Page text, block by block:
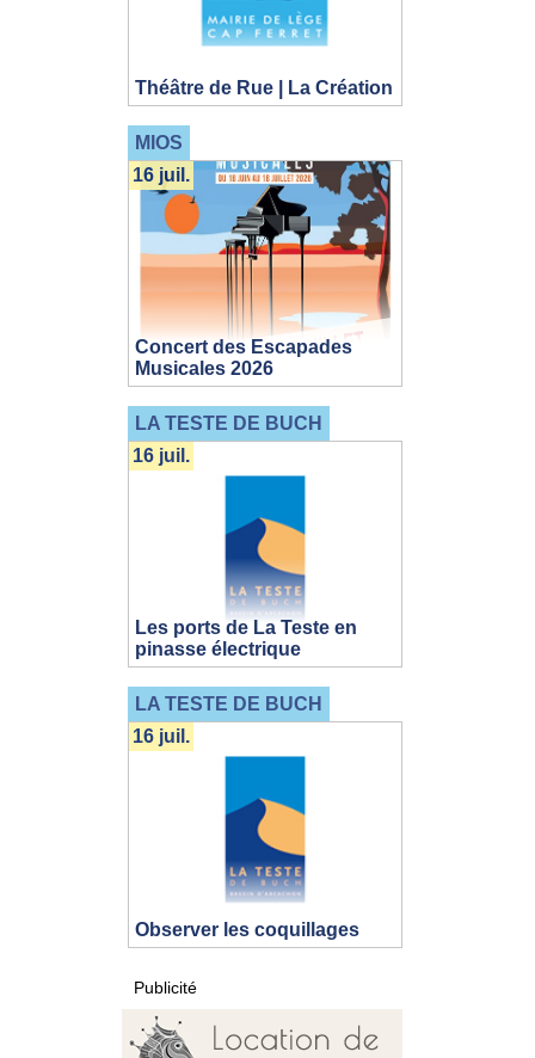
Théâtre de Rue | La Création
MIOS
Concert des Escapades
Musicales 2026
16 juil.
LA TESTE DE BUCH
Les ports de La Teste en
pinasse électrique
16 juil.
LA TESTE DE BUCH
Observer les coquillages
16 juil.
Publicité